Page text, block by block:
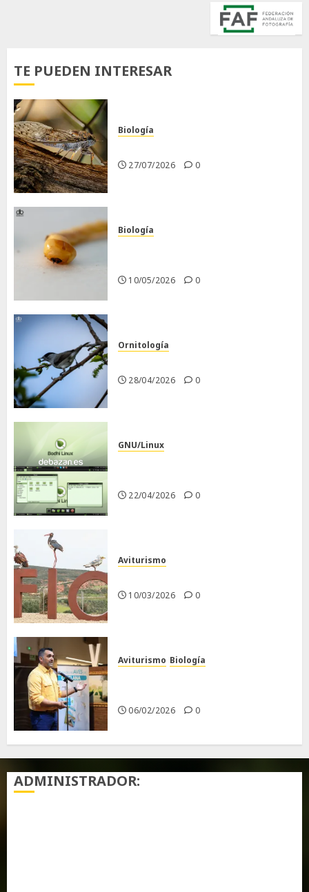
TE PUEDEN INTERESAR
Biología
27/07/2026 0
Biología
10/05/2026 0
Ornitología
28/04/2026 0
GNU/Linux
22/04/2026 0
Aviturismo
10/03/2026 0
Aviturismo Biología
06/02/2026 0
ADMINISTRADOR: